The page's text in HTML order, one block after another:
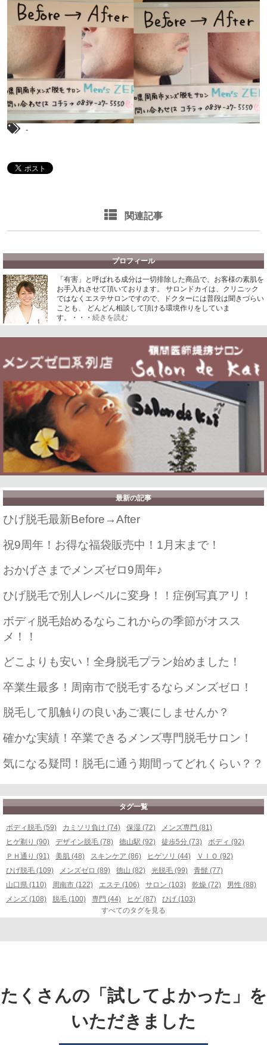
-
関連記事
プロフィール
「有害」と呼ばれる成分は一切排除した商品で、お客様の素肌を
お手入れさせて頂いております。
サロンドカイは、クリニック
ではなくエステサロンですので、ドクターには普段は聞きづらい
ことも、 どんどん相談して頂ける環境作りをしていま
す。・・・ 続きを読む
最新の記事
ひげ脱毛最新Before→After
祝9周年！お得な福袋販売中！1月末まで！
おかげさまでメンズゼロ9周年♪
ひげ脱毛で別人レベルに変身！！症例写真アリ！
ボディ脱毛始めるならこれからの季節がオスス
メ！！
どこよりも安い！全身脱毛プラン始めました！
卒業生最多！周南市で脱毛するならメンズゼロ！
脱毛して肌触りの良いあご裏にしませんか？
確かな実績！卒業できるメンズ専門脱毛サロン！
気になる疑問！脱毛に通う期間ってどれくらい？？
タグ一覧
ボディ脱毛 (59) カミソリ負け (74) 保湿 (72)
メンズ専門 (81)
ヒゲ剃り (90)
デザイン脱毛 (78) 徳山駅 (92) 徒歩5分 (73)
ボディ (92)
ＰＨ通り (91)
美肌 (48) スキンケア (86) ヒゲソリ (44)
ＶＩＯ (92)
ひげ脱毛 (109)
メンズゼロ (89) 徳山 (82) 光脱毛 (99)
青髭 (77)
山口県 (110)
周南市 (122) エステ (106) サロン (103) 乾燥 (72)
男性 (88)
メンズ (108)
脱毛 (100) 専門 (44) ヒゲ (87)
ひげ (103)
すべてのタグを見る
たくさんの「試してよかった」を
いただきました